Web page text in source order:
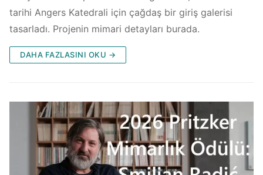
tarihi Angers Katedrali için çağdaş bir giriş galerisi
tasarladı. Projenin mimari detayları burada.
DAHA FAZLASINI OKU →